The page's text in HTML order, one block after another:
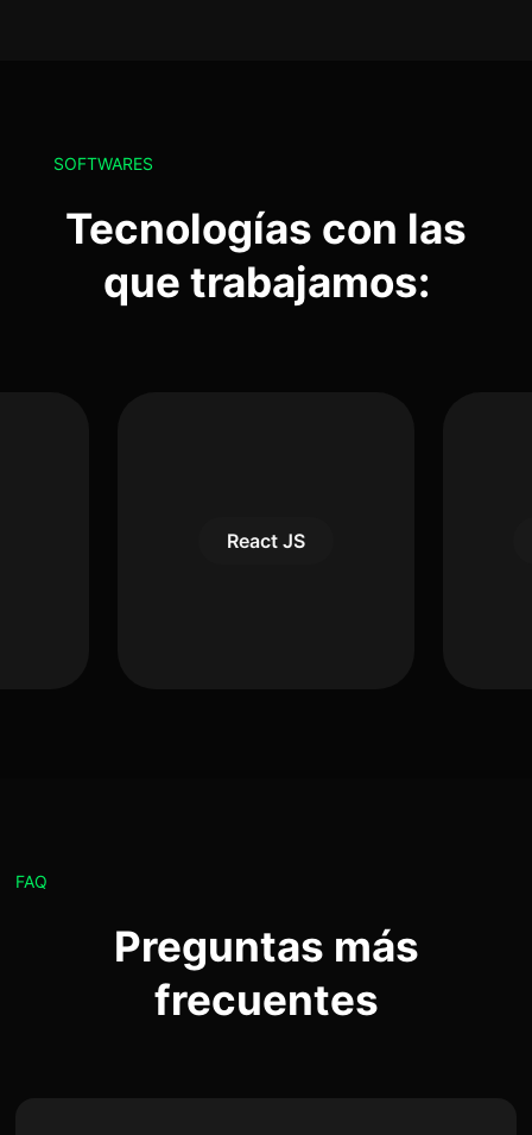
SOFTWARES
Tecnologías con las
que trabajamos:
React JS
FAQ
Preguntas más
frecuentes